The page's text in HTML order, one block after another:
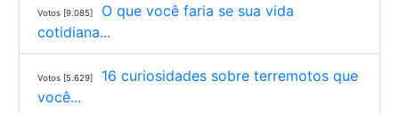
Votos [9.085]
O que você faria se sua vida
cotidiana...
Votos [5.629]
16 curiosidades sobre terremotos que
você...